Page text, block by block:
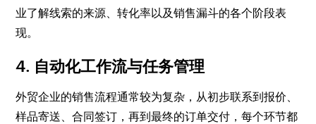
业了解线索的来源、转化率以及销售漏斗的各个阶段表
现。
4. 自动化工作流与任务管理
外贸企业的销售流程通常较为复杂，从初步联系到报价、
样品寄送、合同签订，再到最终的订单交付，每个环节都